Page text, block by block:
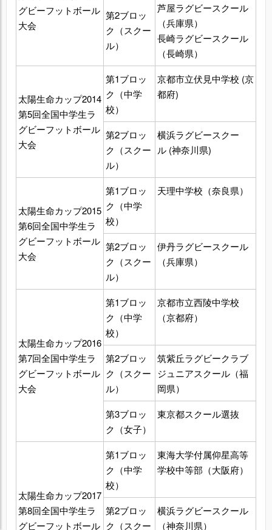
グビーフットボール
大会
第2ブロッ
ク（スクー
ル）
芦屋ラグビースクール
（兵庫県）
長崎ラグビースクール
（長崎県）
太陽生命カップ2014
第5回全国中学生ラ
グビーフットボール
大会
第1ブロッ
ク（中学
校）
京都市立伏見中学校 (京
都府)
第2ブロッ
ク（スクー
ル）
横浜ラグビースクー
ル (神奈川県)
太陽生命カップ2015
第6回全国中学生ラ
グビーフットボール
大会
第1ブロッ
ク（中学
校）
天理中学校（奈良県）
第2ブロッ
ク（スクー
ル）
伊丹ラグビースクール
（兵庫県）
太陽生命カップ2016
第7回全国中学生ラ
グビーフットボール
大会
第1ブロッ
ク（中学
校）
京都市立西陵中学校
（京都府）
第2ブロッ
ク（スクー
ル）
筑紫丘ラグビークラブ
ジュニアスクール（福
岡県）
第3ブロッ
ク（女子）
東京都スクール選抜
太陽生命カップ2017
第8回全国中学生ラ
グビーフットボール
第1ブロッ
ク（中学
校）
東海大学付属仰星高等
学校中等部（大阪府）
第2ブロッ
ク（スクー
横浜ラグビースクール
（神奈川県）